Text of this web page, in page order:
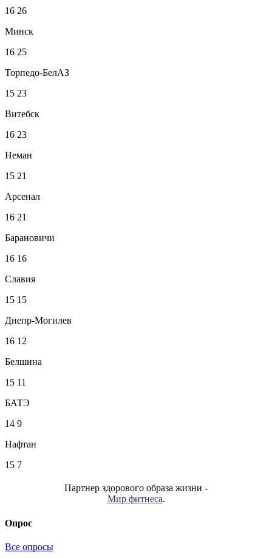
16 26
Минск
16 25
Торпедо-БелАЗ
15 23
Витебск
16 23
Неман
15 21
Арсенал
16 21
Барановичи
16 16
Славия
15 15
Днепр-Могилев
16 12
Белшина
15 11
БАТЭ
14 9
Нафтан
15 7
Партнер здорового образа жизни -
Мир фитнеса.
Опрос
Все опросы